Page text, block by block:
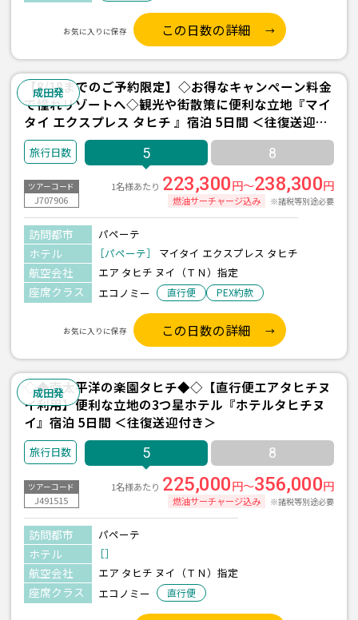
お気に入りに保存 この日数の詳細
成田発
【8/18までのご予約限定】◇お得なキャンペーン料金
で憧れリゾートへ◇観光や街散策に便利な立地『マイ
タイ エクスプレス タヒチ 』宿泊 5日間 ＜往復送迎付
き＞
5 8
ツアーコード
J707906
1名様あたり 223,300円～238,300円
燃油サーチャージ込み ※諸税等別途必要
訪問都市 パペーテ
ホテル ［パペーテ］ マイタイ エクスプレス タヒチ
航空会社 エア タヒチ ヌイ（ＴＮ）指定
座席クラス エコノミー 直行便 PEX約款
お気に入りに保存 この日数の詳細
成田発
◇◆南太平洋の楽園タヒチ◆◇【直行便エアタヒチヌ
イ利用】便利な立地の3つ星ホテル『ホテルタヒチヌ
イ』宿泊 5日間 ＜往復送迎付き＞
5 8
ツアーコード
J491515
1名様あたり 225,000円～356,000円
燃油サーチャージ込み ※諸税等別途必要
訪問都市 パペーテ
ホテル ［］
航空会社 エア タヒチ ヌイ（ＴＮ）指定
座席クラス エコノミー 直行便